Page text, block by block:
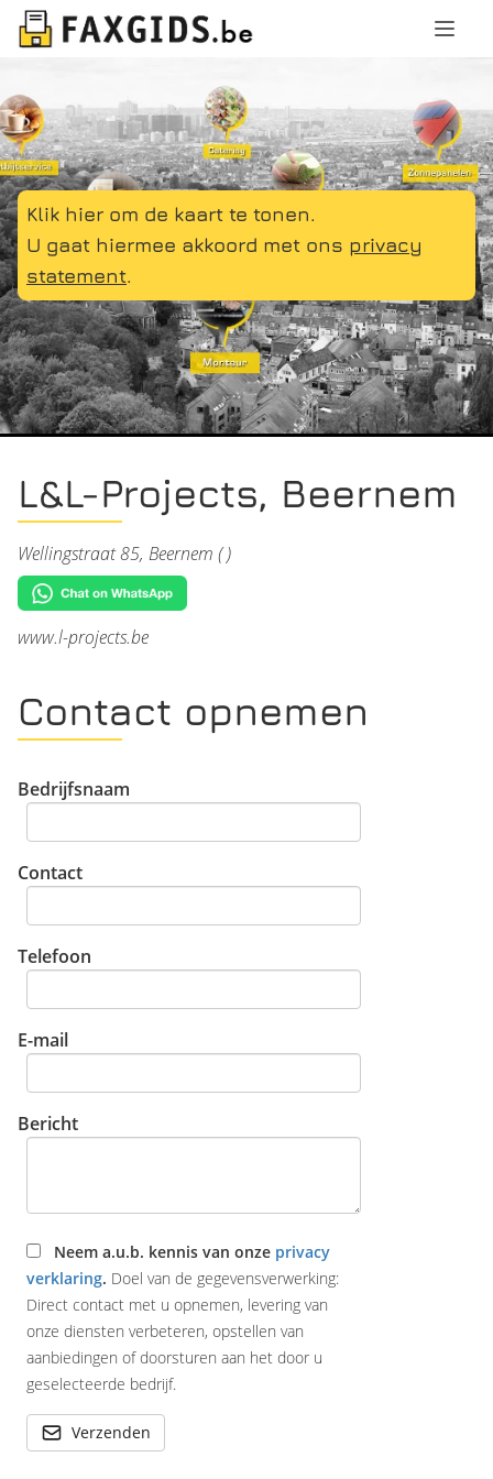
Klik hier om de kaart te tonen.
U gaat hiermee akkoord met ons privacy
statement.
L&L-Projects, Beernem
Wellingstraat 85, Beernem ( )
www.l-projects.be
Contact opnemen
Bedrijfsnaam
Contact
Telefoon
E-mail
Bericht
Neem a.u.b. kennis van onze privacy
verklaring. Doel van de gegevensverwerking:
Direct contact met u opnemen, levering van
onze diensten verbeteren, opstellen van
aanbiedingen of doorsturen aan het door u
geselecteerde bedrijf.
Verzenden